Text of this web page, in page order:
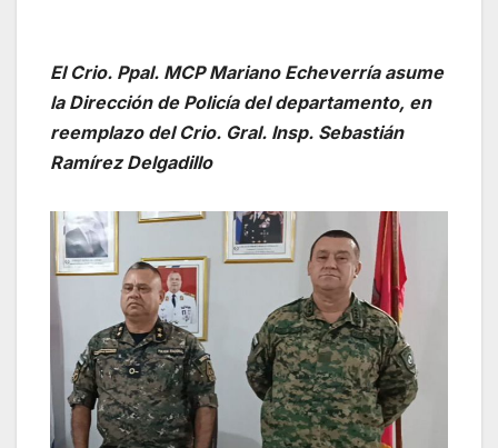
El Crio. Ppal. MCP Mariano Echeverría asume
la Dirección de Policía del departamento, en
reemplazo del Crio. Gral. Insp. Sebastián
Ramírez Delgadillo